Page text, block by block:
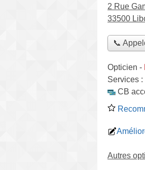
2 Rue
33500
📞
Opticien -
Services :
CB
Autres